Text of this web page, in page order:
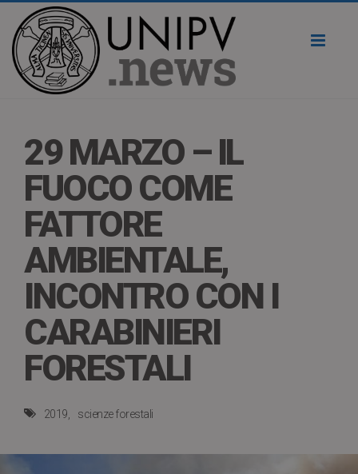
29 MARZO – IL
FUOCO COME
FATTORE
AMBIENTALE,
INCONTRO CON I
CARABINIERI
FORESTALI
2019 scienze forestali